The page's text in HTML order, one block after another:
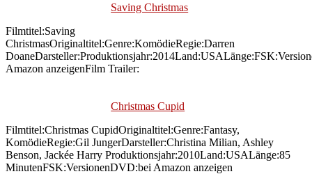
Saving Christmas
Filmtitel:Saving
ChristmasOriginaltitel:Genre:KomödieRegie:Darren
Amazon anzeigenFilm Trailer:
Christmas Cupid
Filmtitel:Christmas CupidOriginaltitel:Genre:Fantasy,
KomödieRegie:Gil JungerDarsteller:Christina Milian, Ashley
Benson, Jackée Harry Produktionsjahr:2010Land:USALänge:85
MinutenFSK:VersionenDVD:bei Amazon anzeigen